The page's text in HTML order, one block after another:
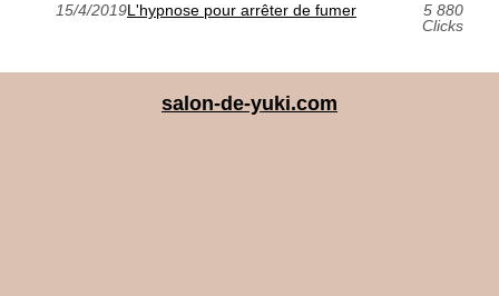
15/4/2019L'hypnose pour arrêter de fumer
5 880
Clicks
salon-de-yuki.com